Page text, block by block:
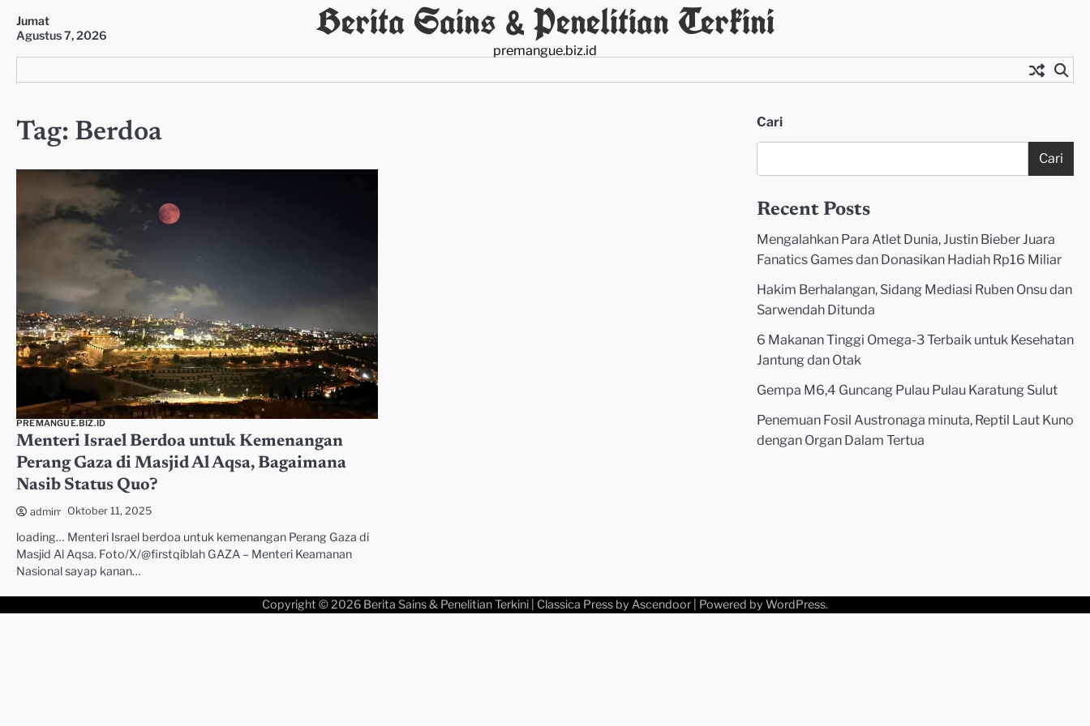
content
Jumat
Agustus 7, 2026
Berita Sains & Penelitian Terkini
premangue.biz.id
Tag: Berdoa
PREMANGUE.BIZ.ID
Menteri Israel Berdoa untuk Kemenangan
Perang Gaza di Masjid Al Aqsa, Bagaimana
Nasib Status Quo?
admin Oktober 11, 2025
loading… Menteri Israel berdoa untuk kemenangan Perang Gaza di
Masjid Al Aqsa. Foto/X/@firstqiblah GAZA – Menteri Keamanan
Nasional sayap kanan…
Cari
Cari
Recent Posts
Mengalahkan Para Atlet Dunia, Justin Bieber Juara
Fanatics Games dan Donasikan Hadiah Rp16 Miliar
Hakim Berhalangan, Sidang Mediasi Ruben Onsu dan
Sarwendah Ditunda
6 Makanan Tinggi Omega-3 Terbaik untuk Kesehatan
Jantung dan Otak
Gempa M6,4 Guncang Pulau Pulau Karatung Sulut
Penemuan Fosil Austronaga minuta, Reptil Laut Kuno
dengan Organ Dalam Tertua
Copyright © 2026 Berita Sains & Penelitian Terkini | Classica Press by Ascendoor | Powered by WordPress.